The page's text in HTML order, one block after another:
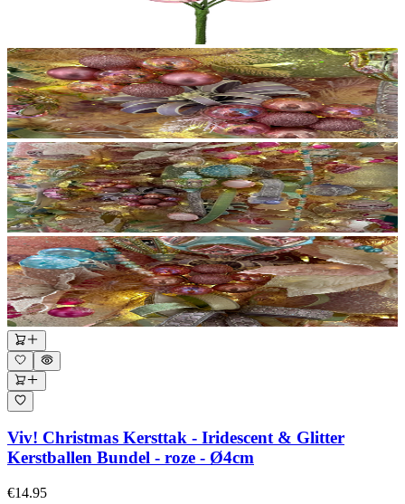
Viv! Christmas Kersttak - Iridescent & Glitter
Kerstballen Bundel - roze - Ø4cm
€14.95